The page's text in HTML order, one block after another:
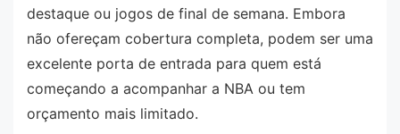
destaque ou jogos de final de semana. Embora
não ofereçam cobertura completa, podem ser uma
excelente porta de entrada para quem está
começando a acompanhar a NBA ou tem
orçamento mais limitado.